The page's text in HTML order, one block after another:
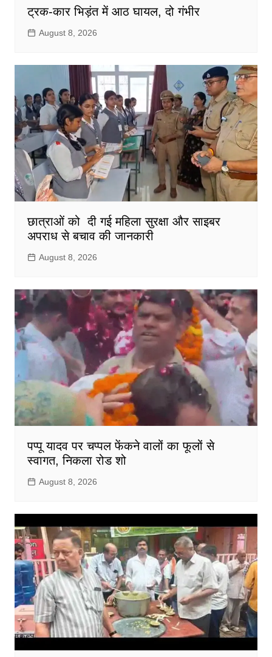
ट्रक-कार भिड़ंत में आठ घायल, दो गंभीर
August 8, 2026
छात्राओं को दी गई महिला सुरक्षा और साइबर
अपराध से बचाव की जानकारी
August 8, 2026
पप्पू यादव पर चप्पल फेंकने वालों का फूलों से
स्वागत, निकला रोड शो
August 8, 2026